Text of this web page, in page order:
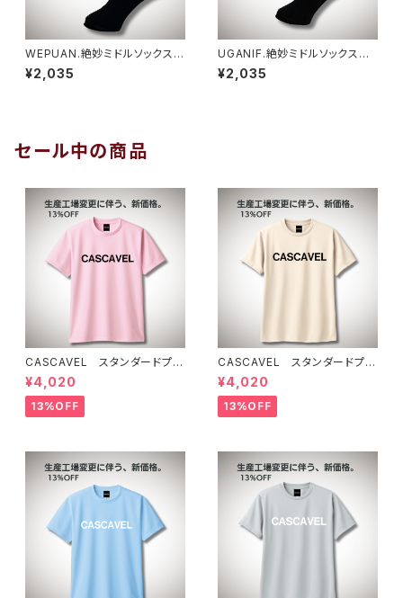
WEPUAN.絶妙ミドルソックス
ブラック
¥2,035
UGANIF.絶妙ミドルソックス
ブラック
¥2,035
セール中の商品
CASCAVEL スタンダードプラ
クティスシャツ ライトピンクブ
ラック
¥4,020
13%OFF
CASCAVEL スタンダードプラ
クティスシャツ ライトベージュ
¥4,020
13%OFF